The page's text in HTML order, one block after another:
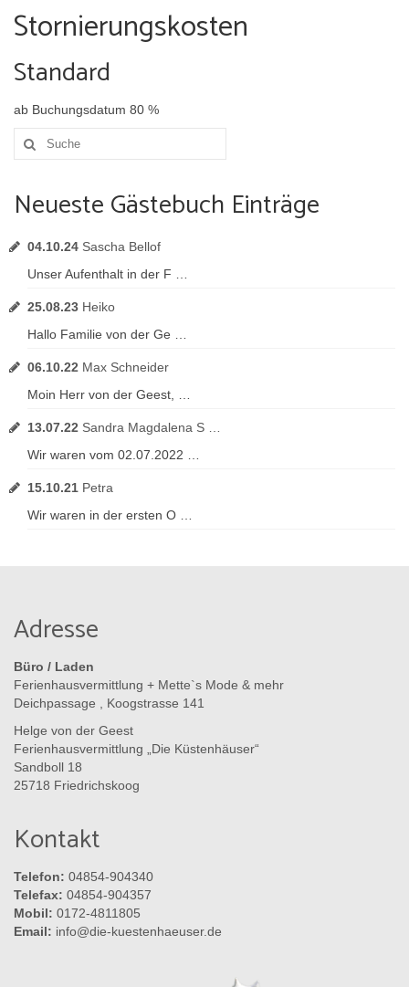
Stornierungskosten
Standard
ab Buchungsdatum 80 %
Suche
nach:
Neueste Gästebuch Einträge
04.10.24 Sascha Bellof
Unser Aufenthalt in der F …
25.08.23 Heiko
Hallo Familie von der Ge …
06.10.22 Max Schneider
Moin Herr von der Geest, …
13.07.22 Sandra Magdalena S …
Wir waren vom 02.07.2022 …
15.10.21 Petra
Wir waren in der ersten O …
Adresse
Büro / Laden
Ferienhausvermittlung + Mette`s Mode & mehr
Deichpassage , Koogstrasse 141
Helge von der Geest
Ferienhausvermittlung „Die Küstenhäuser“
Sandboll 18
25718 Friedrichskoog
Kontakt
Telefon: 04854-904340
Telefax: 04854-904357
Mobil: 0172-4811805
Email: info@die-kuestenhaeuser.de